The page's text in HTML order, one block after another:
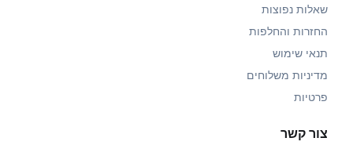
שאלות נפוצות
החזרות והחלפות
תנאי שימוש
מדיניות משלוחים
פרטיות
צור קשר